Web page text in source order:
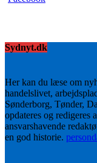
Sydnyt.dk
Her kan du læse om
handelslivet,
Sønderborg, Tønder,
opdateres og redigeres
ansvarshavende
en god historie.